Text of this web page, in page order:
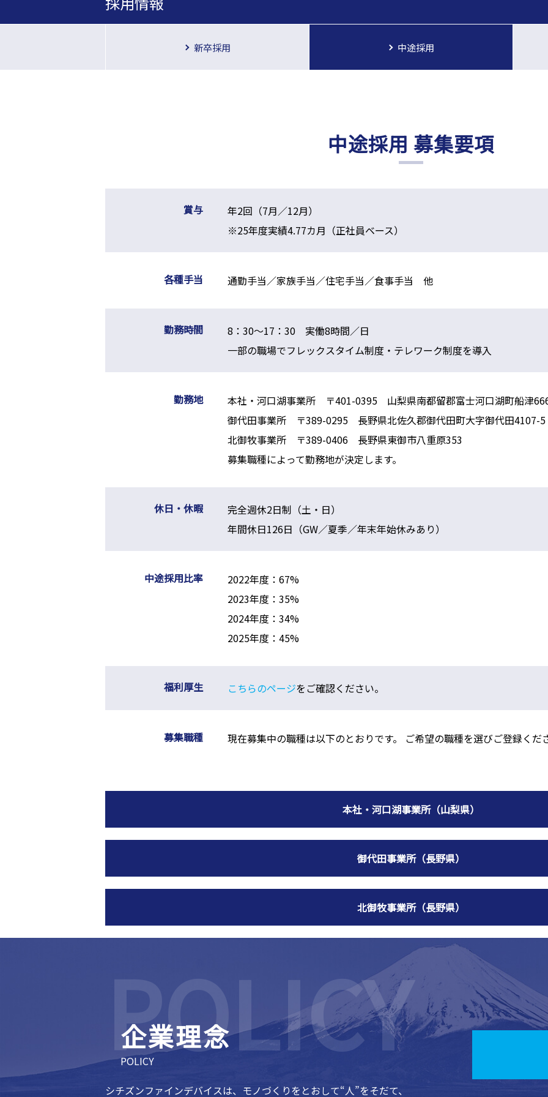
新卒採用 中途採用
中途採用 募集要項
賞与
年2回（7月／12月）
※25年度実績4.77カ月（正社員ベース）
各種手当 通勤手当／家族手当／住宅手当／食事手当 他
勤務時間
8：30～17：30 実働8時間／日
一部の職場でフレックスタイム制度・テレワーク制度を導入
勤務地
本社・河口湖事業所 〒401-0395 山梨県南都留郡富士河口湖町船津
御代田事業所 〒389-0295 長野県北佐久郡御代田町大字御代田4107-5
北御牧事業所 〒389-0406 長野県東御市八重原353
募集職種によって勤務地が決定します。
休日・休暇
完全週休2日制（土・日）
年間休日126日（GW／夏季／年末年始休みあり）
中途採用比率
2022年度：67%
2023年度：35%
2024年度：34%
2025年度：45%
福利厚生 こちらのページをご確認ください。
募集職種 現在募集中の職種は以下のとおりです。 ご希望の職種を選びご登録くだ
本社・河口湖事業所（山梨県）
御代田事業所（長野県）
北御牧事業所（長野県）
企業理念
POLICY
シチズンファインデバイスは、モノづくりをとおして“人”をそだて、